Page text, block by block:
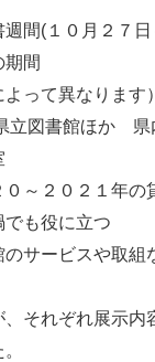
(１０月２７日
期間
異なります）
書館ほか 県
２０２１年の
でも役に立つ
ビスや取組な
それぞれ展示内